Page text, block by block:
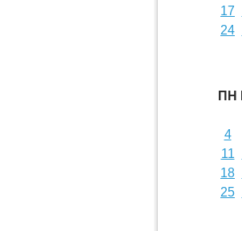
17
24
ПН
4
11
18
25